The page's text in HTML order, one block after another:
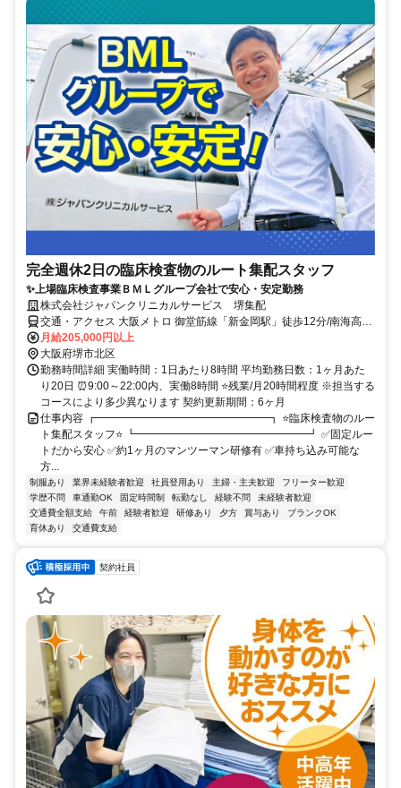
完全週休2日の臨床検査物のルート集配スタッフ
✨上場臨床検査事業ＢＭＬグループ会社で安心・安定勤務
株式会社ジャパンクリニカルサービス 堺集配
交通・アクセス 大阪メトロ 御堂筋線「新金岡駅」徒歩12分/南海高野
線・泉北（せんぼく）高速鉄道「中百舌鳥駅」徒歩15分/南海高野線
「百舌鳥八幡駅」徒歩13分
月給205,000円以上
大阪府堺市北区
勤務時間詳細 実働時間：1日あたり8時間 平均勤務日数：1ヶ月あた
り20日 ⏰9:00～22:00内、実働8時間 ⭐残業/月20時間程度 ※担当する
コースにより多少異なります 契約更新期間：6ヶ月
仕事内容 ┏━━━━━━━━━━━━━━━━┓ ⭐臨床検査物のルー
ト集配スタッフ⭐ ┗━━━━━━━━━━━━━━━━┛ ✅固定ルー
トだから安心 ✅約1ヶ月のマンツーマン研修有 ✅車持ち込み可能な
方...
制服あり 業界未経験者歓迎 社員登用あり 主婦・主夫歓迎
フリーター歓迎
学歴不問
車通勤OK 固定時間制 転勤なし 経験不問
未経験者歓迎
交通費全額支給
午前 経験者歓迎 研修あり 夕方 賞与あり
ブランクOK
育休あり
交通費支給
契約社員